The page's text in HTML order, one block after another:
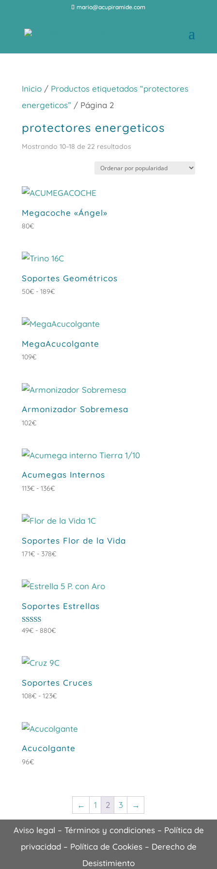
mario@acupiramide.com
Inicio/ Productos etiquetados “protectores
energeticos” / Página 2
protectores energeticos
Mostrando 10–18 de 22 resultadosOrdenado
Megacoche «Ángel»
80€
Soportes Geométricos
50€ - 189€Rango
desde
hasta
MegaAcucolgante
109€
Armonizador Sobremesa
102€
Acumegas Internos
113€ - 136€Rango
desde
hasta
136€
Soportes Flor de la Vida
171€ - 378€Rango
desde
hasta
Soportes Estrellas
Valorado
49€ - 880€Rango
desde
hasta
880€
Soportes Cruces
108€ - 123€Rango
desde
hasta
Acucolgante
96€
← 1 2 3 →
Aviso legal – Términos y condiciones– Política de
privacidad– Política de Cookies– Derecho de
Desistimiento